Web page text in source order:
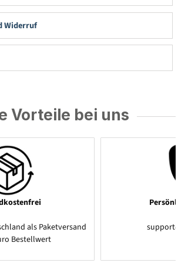
Widerruf
Vorteile bei uns
als Paketversand
Bestellwert